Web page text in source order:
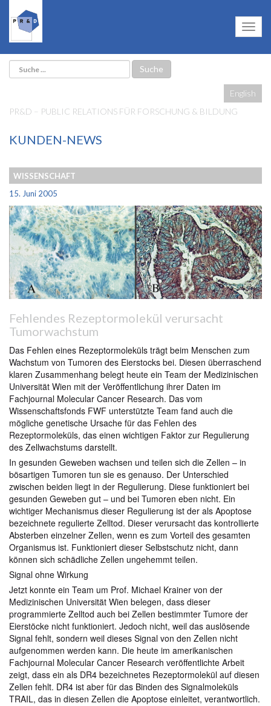
English
PR&D – PUBLIC RELATIONS FÜR FORSCHUNG & BILDUNG
KUNDEN-NEWS
WISSENSCHAFT
15. Juni 2005
Fehlendes Rezeptormolekül verursacht
Tumorwachstum
Das Fehlen eines Rezeptormoleküls trägt beim Menschen zum
Wachstum von Tumoren des Eierstocks bei. Diesen überraschend
klaren Zusammenhang belegt heute ein Team der Medizinischen
Universität Wien mit der Veröffentlichung ihrer Daten im
Fachjournal Molecular Cancer Research. Das vom
Wissenschaftsfonds FWF unterstützte Team fand auch die
mögliche genetische Ursache für das Fehlen des
Rezeptormoleküls, das einen wichtigen Faktor zur Regulierung
des Zellwachstums darstellt.
In gesunden Geweben wachsen und teilen sich die Zellen – in
bösartigen Tumoren tun sie es genauso. Der Unterschied
zwischen beiden liegt in der Regulierung. Diese funktioniert bei
gesunden Geweben gut – und bei Tumoren eben nicht. Ein
wichtiger Mechanismus dieser Regulierung ist der als Apoptose
bezeichnete regulierte Zelltod. Dieser verursacht das kontrollierte
Absterben einzelner Zellen, wenn es zum Vorteil des gesamten
Organismus ist. Funktioniert dieser Selbstschutz nicht, dann
können sich schädliche Zellen ungehemmt teilen.
Signal ohne Wirkung
Jetzt konnte ein Team um Prof. Michael Krainer von der
Medizinischen Universität Wien belegen, dass dieser
programmierte Zelltod auch bei Zellen bestimmter Tumore der
Eierstöcke nicht funktioniert. Jedoch nicht, weil das auslösende
Signal fehlt, sondern weil dieses Signal von den Zellen nicht
aufgenommen werden kann. Die heute im amerikanischen
Fachjournal Molecular Cancer Research veröffentlichte Arbeit
zeigt, dass ein als DR4 bezeichnetes Rezeptormolekül auf diesen
Zellen fehlt. DR4 ist aber für das Binden des Signalmoleküls
TRAIL, das in diesen Zellen die Apoptose einleitet, verantwortlich.